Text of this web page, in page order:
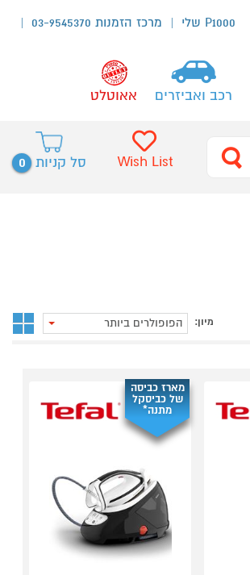
P1000 שלי מרכז הזמנות 03-9545370
רכב ואביזרים אאוטלט
סל קניות 0 Wish List
מיון: הפופולרים ביותר
מארז כביסה
של כביסקל
מתנה*